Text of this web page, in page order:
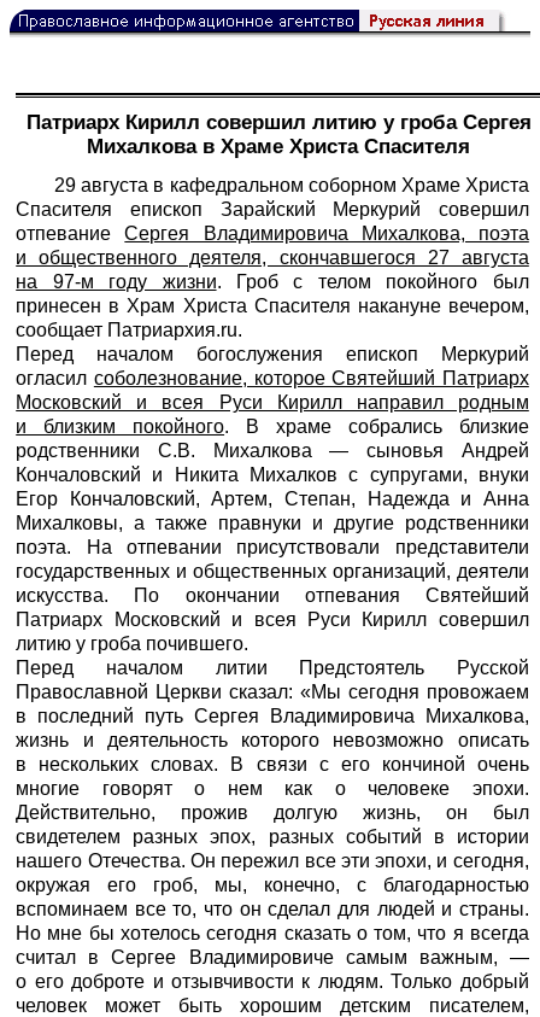
Патриарх Кирилл совершил литию у гроба Сергея
Михалкова в Храме Христа Спасителя
29 августа в кафедральном соборном Храме Христа
Спасителя епископ Зарайский Меркурий совершил
отпеваниеСергея Владимировича Михалкова, поэта
и общественного деятеля, скончавшегося 27 августа
на 97-м году жизни. Гроб с телом покойного был
принесен в Храм Христа Спасителя накануне вечером,
сообщает Патриархия.ru.
Перед началом богослужения епископ Меркурий
огласил соболезнование, которое Святейший Патриарх
Московский и всея Руси Кирилл направил родным
и близким покойного. В храме собрались близкие
родственники С.В. Михалкова — сыновья Андрей
Кончаловский и Никита Михалков с супругами, внуки
Егор Кончаловский, Артем, Степан, Надежда и Анна
Михалковы, а также правнуки и другие родственники
поэта. На отпевании присутствовали представители
государственных и общественных организаций, деятели
искусства. По окончании отпевания Святейший
Патриарх Московский и всея Руси Кирилл совершил
литию у гроба почившего.
Перед началом литии Предстоятель Русской
Православной Церкви сказал: «Мы сегодня провожаем
в последний путь Сергея Владимировича Михалкова,
жизнь и деятельность которого невозможно описать
в нескольких словах. В связи с его кончиной очень
многие говорят о нем как о человеке эпохи.
Действительно, прожив долгую жизнь, он был
свидетелем разных эпох, разных событий в истории
нашего Отечества. Он пережил все эти эпохи, и сегодня,
окружая его гроб, мы, конечно, с благодарностью
вспоминаем все то, что он сделал для людей и страны.
Но мне бы хотелось сегодня сказать о том, что я всегда
считал в Сергее Владимировиче самым важным, —
о его доброте и отзывчивости к людям. Только добрый
человек может быть хорошим детским писателем,